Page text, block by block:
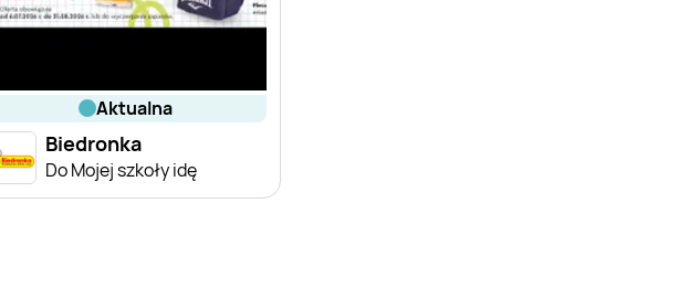
aktualna
Biedronka
Do Mojej szkoły idę